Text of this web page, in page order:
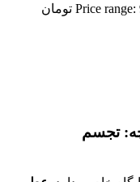
Price range: 930,000 تومان
تجسم